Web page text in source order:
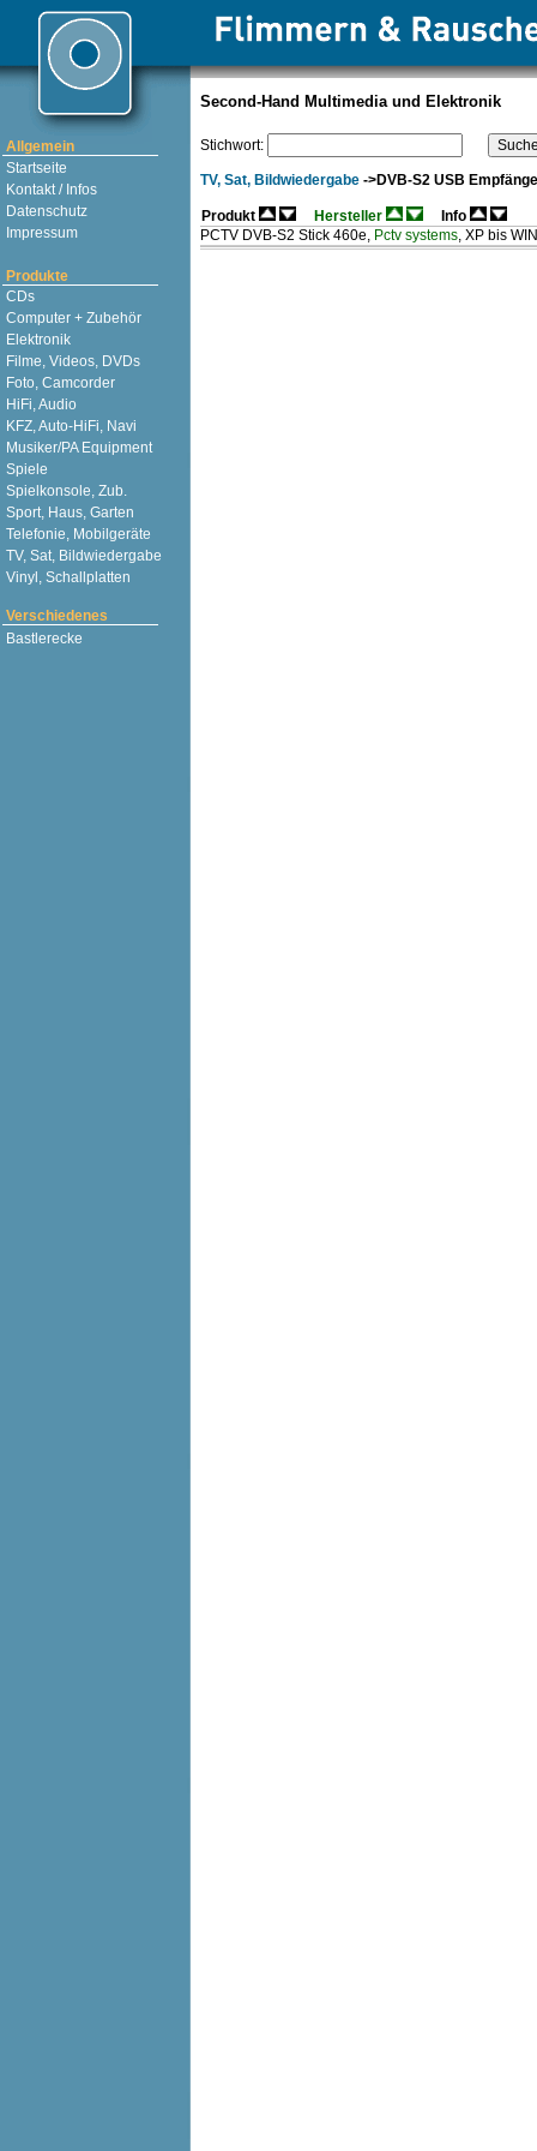
Allgemein
Startseite
Kontakt / Infos
Datenschutz
Impressum
Produkte
CDs
Computer + Zubehör
Elektronik
Filme, Videos, DVDs
Foto, Camcorder
HiFi, Audio
KFZ, Auto-HiFi, Navi
Musiker/PA Equipment
Spiele
Spielkonsole, Zub.
Sport, Haus, Garten
Telefonie, Mobilgeräte
TV, Sat, Bildwiedergabe
Vinyl, Schallplatten
Verschiedenes
Bastlerecke
Second-Hand Multimedia und Elektronik
Stichwort:
TV, Sat, Bildwiedergabe ->DVB-S2 USB
Produkt Hersteller
Info
PCTV DVB-S2 Stick 460e, Pctv systems, XP bis